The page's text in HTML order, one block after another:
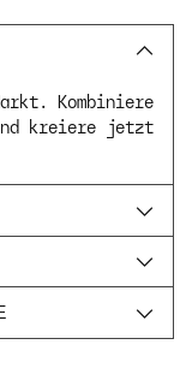
Kombiniere
kreiere jetzt